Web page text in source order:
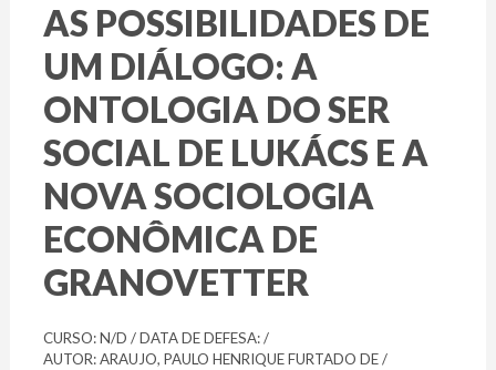
AS POSSIBILIDADES DE
UM DIÁLOGO: A
ONTOLOGIA DO SER
SOCIAL DE LUKÁCS E A
NOVA SOCIOLOGIA
ECONÔMICA DE
GRANOVETTER
CURSO: N/D / DATA DE DEFESA: /
AUTOR: ARAUJO, PAULO HENRIQUE FURTADO DE /